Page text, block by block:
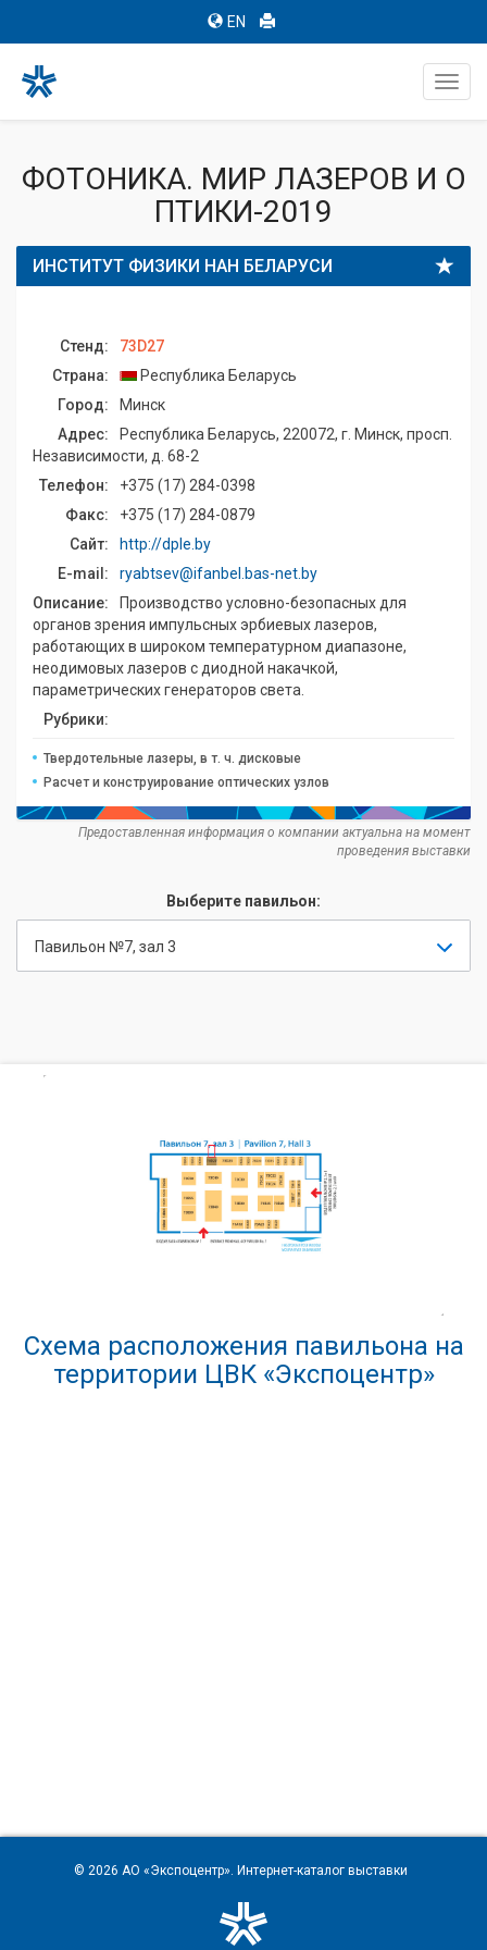
EN
ФОТОНИКА. МИР ЛАЗЕРОВ И О
ПТИКИ-2019
ИНСТИТУТ ФИЗИКИ НАН БЕЛАРУСИ
Стенд:
73D27
Страна:
Республика Беларусь
Город:
Минск
Адрес:
Республика Беларусь, 220072, г. Минск, просп.
Независимости, д. 68-2
Телефон:
+375 (17) 284-0398
Факс:
+375 (17) 284-0879
Сайт:
http://dple.by
E-mail:
ryabtsev@ifanbel.bas-net.by
Описание:
Производство условно-безопасных для
органов зрения импульсных эрбиевых лазеров,
работающих в широком температурном диапазоне,
неодимовых лазеров с диодной накачкой,
параметрических генераторов света.
Рубрики:
Твердотельные лазеры, в т. ч. дисковые
Расчет и конструирование оптических узлов
Предоставленная информация о компании актуальна на момент
проведения выставки
Выберите павильон:
Павильон №7, зал 3
Схема расположения павильона на
территории ЦВК «Экспоцентр»
© 2026 АО «Экспоцентр». Интернет-каталог выставки